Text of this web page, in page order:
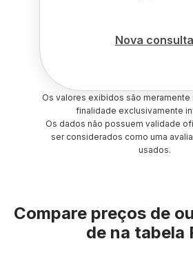
Nova consulta
Os valores exibidos são
finalidade exclusivamente
Os dados não possuem validade
ser considerados como uma
usados.
Compare preços de
de na tabela